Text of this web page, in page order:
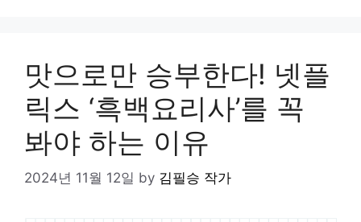
맛으로만 승부한다! 넷플
릭스 ‘흑백요리사’를 꼭
봐야 하는 이유
2024년 11월 12일 by 김필승 작가